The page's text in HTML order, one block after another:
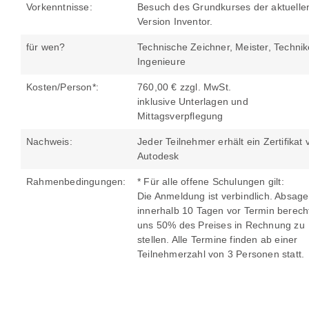
Vorkenntnisse:
Besuch des Grundkurses der
Version Inventor.
für wen?
Technische Zeichner, Meister,
Ingenieure
Kosten/Person*:
760,00 € zzgl. MwSt.
inklusive Unterlagen und
Mittagsverpflegung
Nachweis:
Jeder Teilnehmer erhält ein Zertifikat
Autodesk
Rahmenbedingungen:
* Für alle offene Schulungen gilt:
Die Anmeldung ist verbindlich.
innerhalb 10 Tagen vor Termin
uns 50% des Preises in Rechnung zu
stellen. Alle Termine finden ab einer
Teilnehmerzahl von 3 Personen statt.